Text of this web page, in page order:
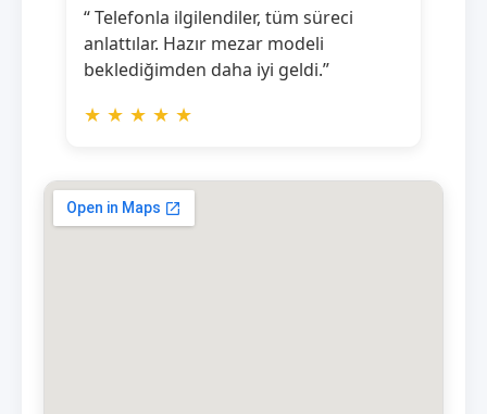
“ Telefonla ilgilendiler, tüm süreci
anlattılar. Hazır mezar modeli
beklediğimden daha iyi geldi.”
★ ★ ★ ★ ★